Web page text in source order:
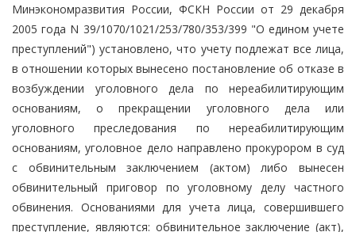
Минэкономразвития России, ФСКН России от 29 декабря
2005 года N 39/1070/1021/253/780/353/399 "О едином учете
преступлений") установлено, что учету подлежат все лица,
в отношении которых вынесено постановление об отказе в
возбуждении уголовного дела по нереабилитирующим
основаниям, о прекращении уголовного дела или
уголовного преследования по нереабилитирующим
основаниям, уголовное дело направлено прокурором в суд
с обвинительным заключением (актом) либо вынесен
обвинительный приговор по уголовному делу частного
обвинения. Основаниями для учета лица, совершившего
преступление, являются: обвинительное заключение (акт),